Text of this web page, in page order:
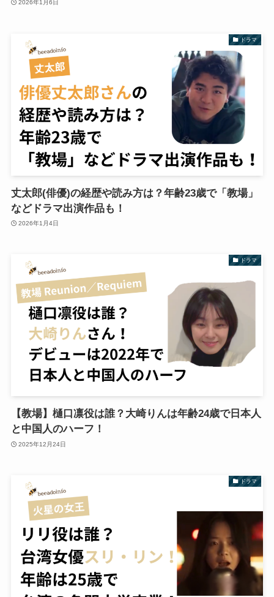
2026年1月6日
ドラマ
丈太郎(俳優)の経歴や読み方は？年齢23歳で「教場」
などドラマ出演作品も！
2026年1月4日
ドラマ
【教場】樋口凛役は誰？大崎りんは年齢24歳で日本人
と中国人のハーフ！
2025年12月24日
ドラマ